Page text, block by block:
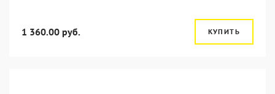
1 360.00 руб. КУПИТЬ